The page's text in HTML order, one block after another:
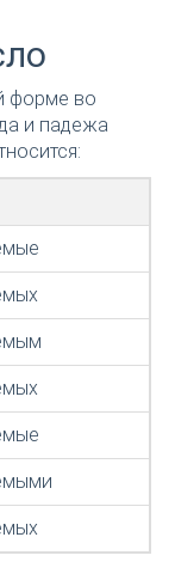
форме во
и падежа